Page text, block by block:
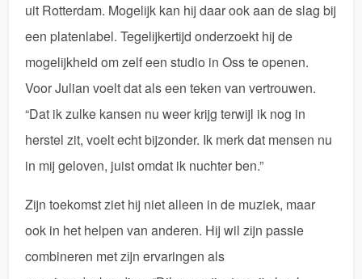
uit Rotterdam. Mogelijk kan hij daar ook aan de slag bij
een platenlabel. Tegelijkertijd onderzoekt hij de
mogelijkheid om zelf een studio in Oss te openen.
Voor Julian voelt dat als een teken van vertrouwen.
“Dat ik zulke kansen nu weer krijg terwijl ik nog in
herstel zit, voelt echt bijzonder. Ik merk dat mensen nu
in mij geloven, juist omdat ik nuchter ben.”
Zijn toekomst ziet hij niet alleen in de muziek, maar
ook in het helpen van anderen. Hij wil zijn passie
combineren met zijn ervaringen als